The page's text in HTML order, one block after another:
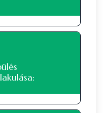
a 2022-es
során 2641 fő
93.75 százaléka. 2405